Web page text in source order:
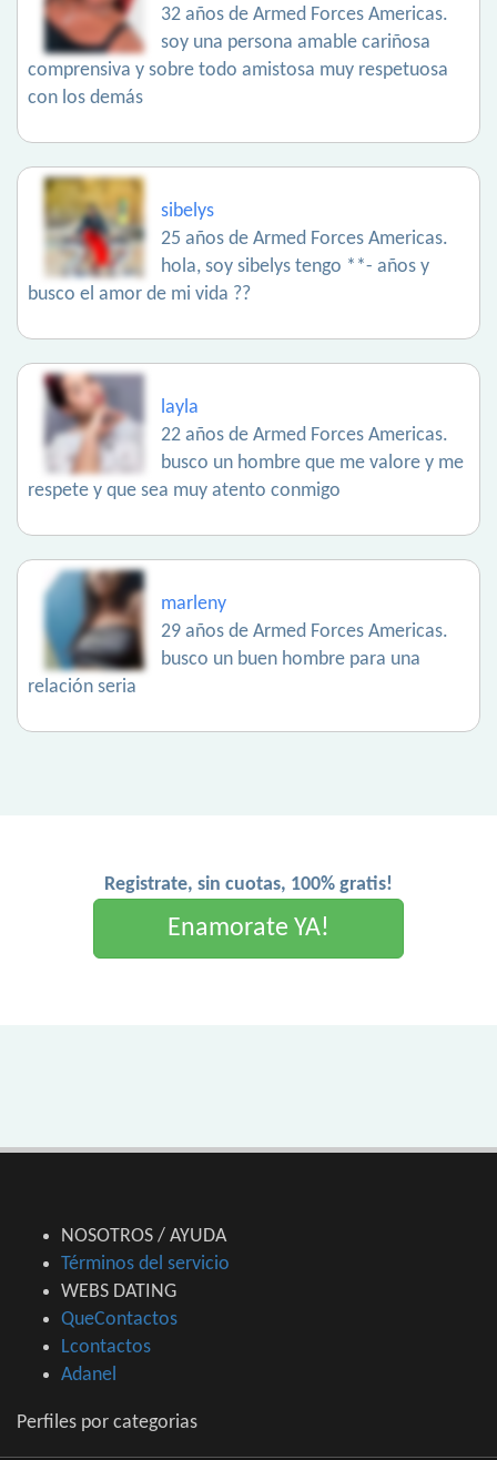
32 años de Armed Forces Americas.
soy una persona amable cariñosa
comprensiva y sobre todo amistosa muy respetuosa
con los demás
sibelys
25 años de Armed Forces Americas.
hola, soy sibelys tengo **- años y
busco el amor de mi vida ??
layla
22 años de Armed Forces Americas.
busco un hombre que me valore y me
respete y que sea muy atento conmigo
marleny
29 años de Armed Forces Americas.
busco un buen hombre para una
relación seria
Registrate, sin cuotas, 100% gratis!
Enamorate YA!
NOSOTROS / AYUDA
Términos del servicio
WEBS DATING
QueContactos
Lcontactos
Adanel
Perfiles por categorias